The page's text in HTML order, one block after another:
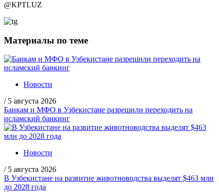
@KPTLUZ
Материалы по теме
Новости
/ 5 августа 2026
Банкам и МФО в Узбекистане разрешили переходить на
исламский банкинг
Новости
/ 5 августа 2026
В Узбекистане на развитие животноводства выделят $463 млн
до 2028 года